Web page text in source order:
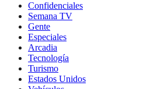
Confidenciales
Semana TV
Gente
Especiales
Arcadia
Tecnología
Turismo
Estados Unidos